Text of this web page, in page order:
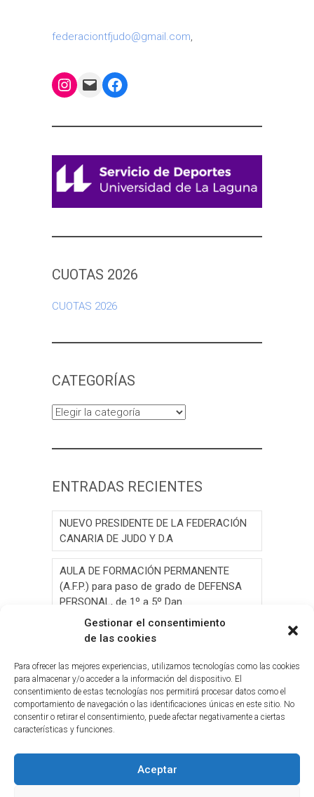
Gestionar el consentimiento
de las cookies
Para ofrecer las mejores experiencias, utilizamos tecnologías como las cookies
para almacenar y/o acceder a la información del dispositivo. El
consentimiento de estas tecnologías nos permitirá procesar datos como el
comportamiento de navegación o las identificaciones únicas en este sitio. No
consentir o retirar el consentimiento, puede afectar negativamente a ciertas
características y funciones.
Aceptar
federaciontfjudo@gmail.com,
Instagram
MailFacebook
CUOTAS 2026
CUOTAS 2026
CATEGORÍAS
Categorías
ENTRADAS RECIENTES
NUEVO PRESIDENTE DE LA FEDERACIÓN
CANARIA DE JUDO Y D.A
AULA DE FORMACIÓN PERMANENTE
(A.F.P.) para paso de grado de DEFENSA
PERSONAL, de 1º a 5º Dan.
AULA DE FORMACIÓN PERMANENTE
a 6º Dan y Exámen
Convocatoria de Elecciones 2026
Circ.Curso y Reciclaje Tribunal Grado